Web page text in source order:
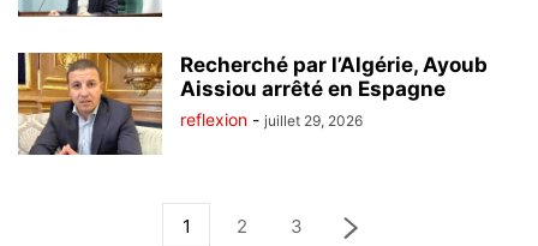
Recherché par l’Algérie, Ayoub
Aissiou arrêté en Espagne
reflexion - juillet 29, 2026
1 2 3